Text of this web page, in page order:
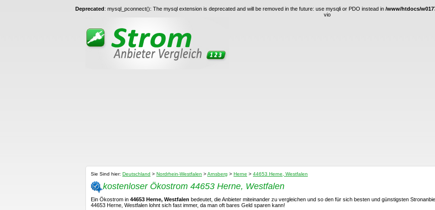
Deprecated: mysql_pconnect(): The mysql extension is deprecated and will be removed in the future: use mysqli or PDO instead in /www/htdocs/
vio
Sie Sind hier: Deutschland > Nordrhein-Westfalen >Arnsberg > Herne > 44653 Herne, Westfalen
kostenloser Ökostrom 44653 Herne, Westfalen
Ein Ökostrom in 44653 Herne, Westfalen bedeutet, die Anbieter miteinander zu vergleichen und so den für sich besten und günstigsten
44653 Herne, Westfalen lohnt sich fast immer, da man oft bares Geld sparen kann!